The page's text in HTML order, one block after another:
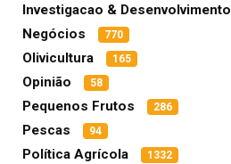
Investigacao & Desenvolvimento
Negócios 770
Olivicultura 165
Opinião 58
Pequenos Frutos 286
Pescas 94
Política Agrícola 1332